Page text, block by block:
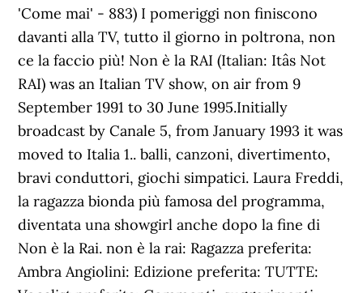
'Come mai' - 883) I pomeriggi non finiscono
davanti alla TV, tutto il giorno in poltrona, non
ce la faccio più! Non è la RAI (Italian: Itâs Not
RAI) was an Italian TV show, on air from 9
September 1991 to 30 June 1995.Initially
broadcast by Canale 5, from January 1993 it was
moved to Italia 1.. balli, canzoni, divertimento,
bravi conduttori, giochi simpatici. Laura Freddi,
la ragazza bionda più famosa del programma,
diventata una showgirl anche dopo la fine di
Non è la Rai. non è la rai: Ragazza preferita:
Ambra Angiolini: Edizione preferita: TUTTE: